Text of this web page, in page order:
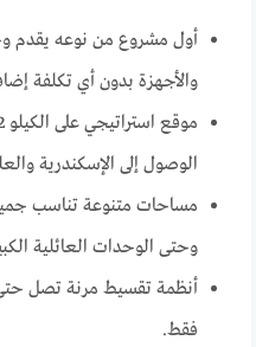
أول مشروع من نوعه يقدم
والأجهزة بدون أي تكلفة
الوصول إلى الإسكندرية
مساحات متنوعة تناسب
وحتى الوحدات العائلية
فقط.